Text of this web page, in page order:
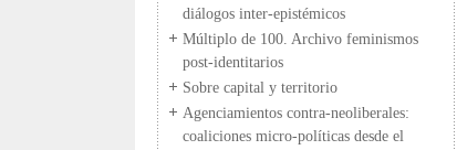
diálogos inter-epistémicos
Múltiplo de 100. Archivo feminismos
post-identitarios
Sobre capital y territorio
Agenciamientos contra-neoliberales:
coaliciones micro-políticas desde el